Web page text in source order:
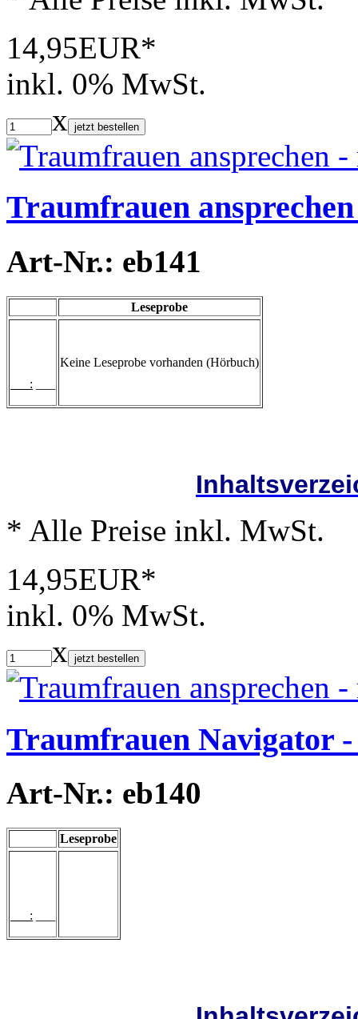
14,95EUR*
inkl. 0% MwSt.
x jetzt bestellen
Traumfrauen
Art-Nr.: eb141
Leseprobe
___:
Keine Leseprobe vorhanden (Hörbuch)
* Alle Preise inkl. MwSt.
14,95EUR*
inkl. 0% MwSt.
x jetzt bestellen
Traumfrauen Navigator
Art-Nr.: eb140
Leseprobe
___: